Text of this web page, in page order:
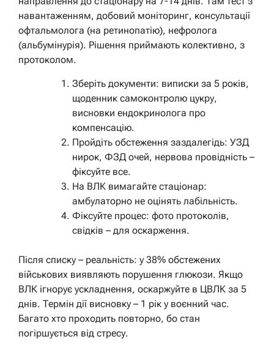
навантаженням, добовий моніторинг, консультації
офтальмолога (на ретинопатію), нефролога
(альбумінурія). Рішення приймають колективно, з
протоколом.
Зберіть документи: виписки за 5 років,
щоденник самоконтролю цукру,
висновки ендокринолога про
компенсацію.
Пройдіть обстеження заздалегідь: УЗД
нирок, ФЗД очей, нервова провідність –
фіксуйте все.
На ВЛК вимагайте стаціонар:
амбулаторно не оцінять лабільність.
Фіксуйте процес: фото протоколів,
свідків – для оскарження.
Після списку – реальність: у 38% обстежених
військових виявляють порушення глюкози. Якщо
ВЛК ігнорує ускладнення, оскаржуйте в ЦВЛК за 5
днів. Термін дії висновку – 1 рік у воєнний час.
Багато хто проходить повторно, бо стан
погіршується від стресу.